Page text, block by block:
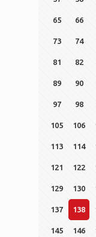
65 66
73 74
81 82
89 90
97 98
105 106
113 114
121 122
129 130
137 138
145 146